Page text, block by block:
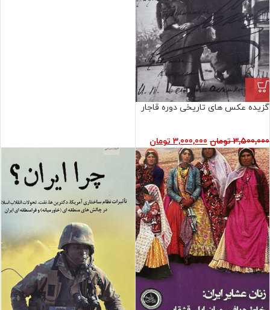
گزیده عکس های تاریخی دوره قاجار
3,500,000 تومان 3,000,000 تومان